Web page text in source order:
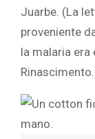
Juarbe. (La
proveniente
la malaria era